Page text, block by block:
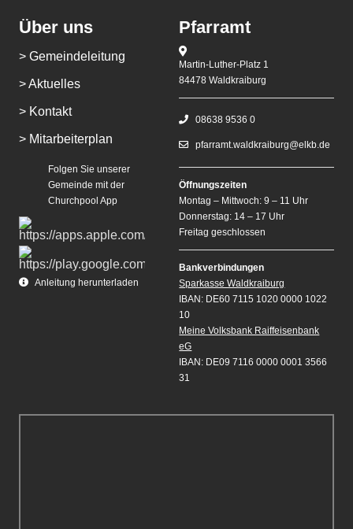
Über uns
> Gemeindeleitung
> Aktuelles
> Kontakt
> Mitarbeiterplan
Folgen Sie unserer
Gemeinde mit der
Churchpool App
Anleitung herunterladen
Pfarramt
Martin-Luther-Platz 1
84478 Waldkraiburg
08638 9536 0
pfarramt.waldkraiburg@elkb.de
Öffnungszeiten
Montag – Mittwoch: 9 – 11 Uhr
Donnerstag: 14 – 17 Uhr
Freitag geschlossen
Bankverbindungen
Sparkasse Waldkraiburg
IBAN: DE60 7115 1020 0000 1022
10
Meine Volksbank Raiffeisenbank
eG
IBAN: DE09 7116 0000 0001 3566
31